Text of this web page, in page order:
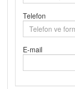
Telefon
E-mail